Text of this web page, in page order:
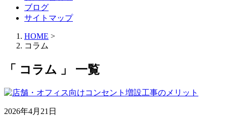
ブログ
サイトマップ
HOME >
コラム
「 コラム 」 一覧
2026年4月21日